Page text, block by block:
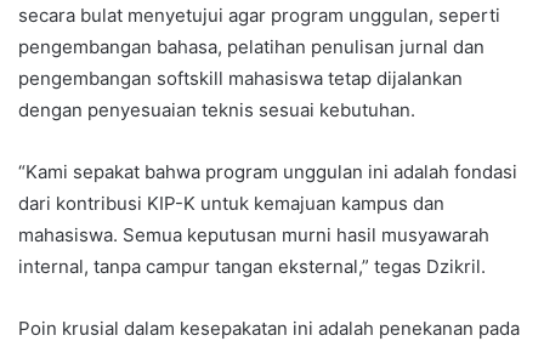
secara bulat menyetujui agar program unggulan, seperti
pengembangan bahasa, pelatihan penulisan jurnal dan
pengembangan softskill mahasiswa tetap dijalankan
dengan penyesuaian teknis sesuai kebutuhan.
“Kami sepakat bahwa program unggulan ini adalah fondasi
dari kontribusi KIP-K untuk kemajuan kampus dan
mahasiswa. Semua keputusan murni hasil musyawarah
internal, tanpa campur tangan eksternal,” tegas Dzikril.
Poin krusial dalam kesepakatan ini adalah penekanan pada